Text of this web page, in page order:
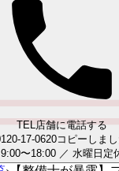
TEL店舗に電話する
120-17-0620コピーしま
9:00〜18:00／ 水曜日 定